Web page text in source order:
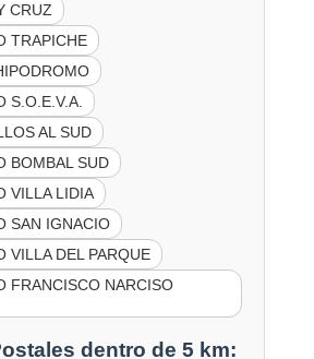
CRUZ
TRAPICHE
S.O.E.V.A.
AL SUD
BOMBAL SUD
VILLA LIDIA
SAN IGNACIO
VILLA DEL PARQUE
FRANCISCO NARCISO
dentro de 5 km: